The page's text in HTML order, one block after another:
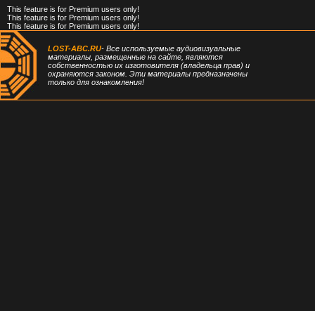
This feature is for Premium users only!
This feature is for Premium users only!
This feature is for Premium users only!
LOST-ABC.RU- Все используемые аудиовизуальные
материалы, размещенные на сайте, являются
собственностью их изготовителя (владельца прав) и
охраняются законом. Эти материалы предназначены
только для ознакомления!